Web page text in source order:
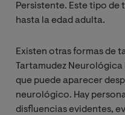
Persistente. Este tipo
hasta la edad adulta.
Existen otras formas de
Tartamudez
que puede aparecer
neurológico. Hay
disfluencias evidentes,